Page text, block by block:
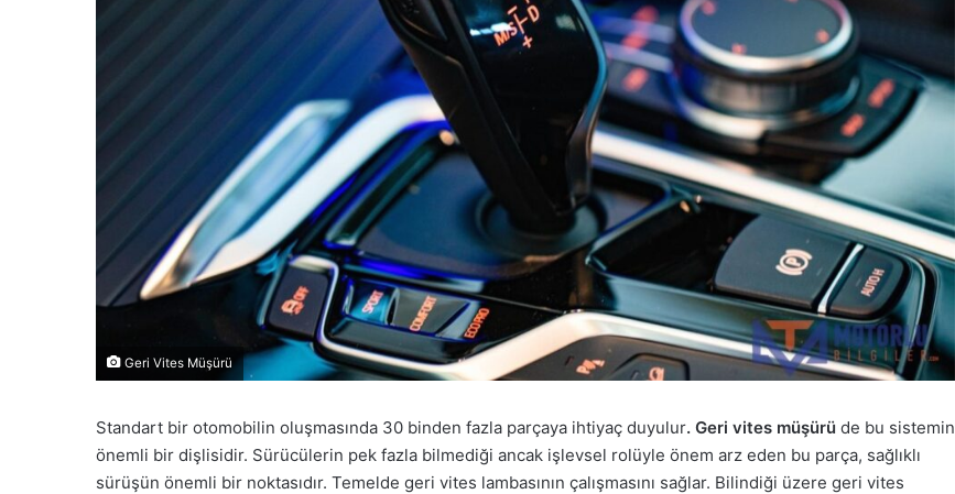
Geri Vites Müşürü
Standart bir otomobilin oluşmasında 30 binden fazla parçaya ihtiyaç duyulur. Geri vites müşürü de bu sistemin
önemli bir dişlisidir. Sürücülerin pek fazla bilmediği ancak işlevsel rolüyle önem arz eden bu parça, sağlıklı
sürüşün önemli bir noktasıdır. Temelde geri vites lambasının çalışmasını sağlar. Bilindiği üzere geri vites